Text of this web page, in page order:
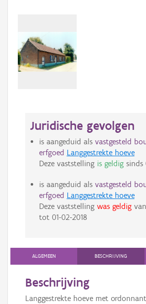
Juridische gevolgen
is aangeduid als vastgesteld
erfgoed Langgestrekte hoeve
Deze vaststelling is geldigsinds
is aangeduid als vastgesteld
erfgoed Langgestrekte hoeve
Deze vaststelling was geldigvan
tot 01-02-2018
ALGEMEEN BESCHRIJVING
Beschrijving
Langgestrekte hoeve met